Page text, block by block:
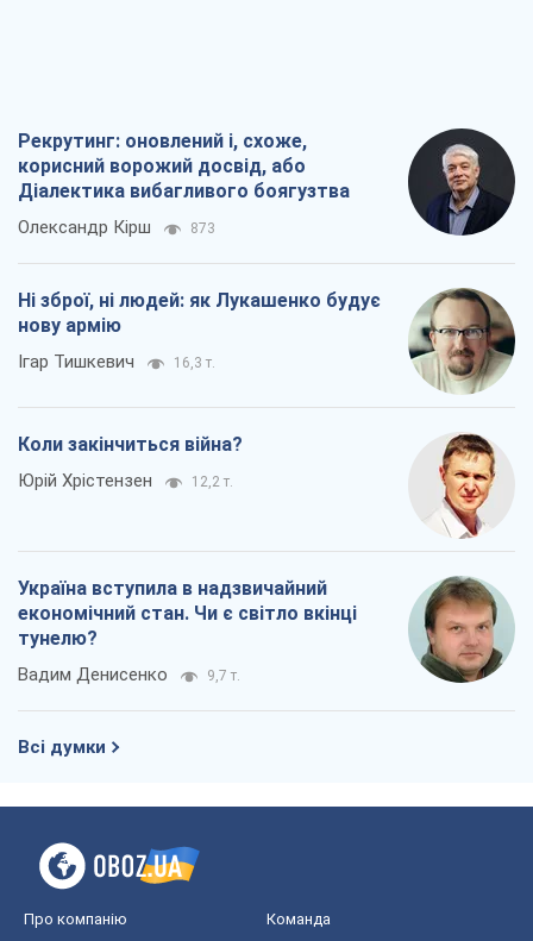
Рекрутинг: оновлений і, схоже,
корисний ворожий досвід, або
Діалектика вибагливого боягузтва
Олександр Кірш 873
Ні зброї, ні людей: як Лукашенко будує
нову армію
Ігар Тишкевич 16,3 т.
Коли закінчиться війна?
Юрій Хрістензен 12,2 т.
Україна вступила в надзвичайний
економічний стан. Чи є світло вкінці
тунелю?
Вадим Денисенко 9,7 т.
Всі думки
Про компанію Команда